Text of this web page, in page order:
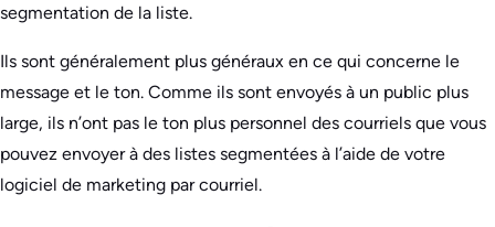
segmentation de la liste.
Ils sont généralement plus généraux en ce qui concerne le
message et le ton. Comme ils sont envoyés à un public plus
large, ils n’ont pas le ton plus personnel des courriels que vous
pouvez envoyer à des listes segmentées à l’aide de votre
logiciel de marketing par courriel.